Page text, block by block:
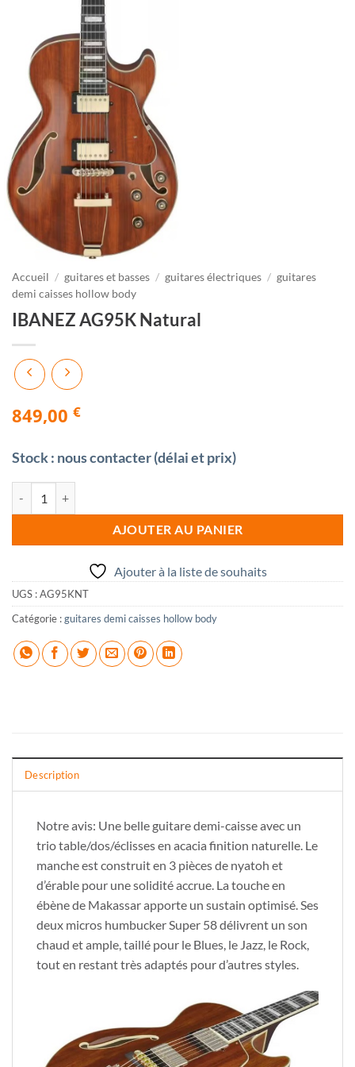
Accueil / guitares et basses / guitares électriques / guitares
demi caisses hollow body
IBANEZ AG95K Natural
849,00 €
Stock : nous contacter (délai et prix)
AJOUTER AU PANIER
Ajouter à la liste de souhaits
UGS :AG95KNT
Catégorie :guitares demi caisses hollow body
Description
Notre avis: Une belle guitare demi-caisse avec un
trio table/dos/éclisses en acacia finition naturelle. Le
manche est construit en 3 pièces de nyatoh et
d’érable pour une solidité accrue. La touche en
ébène de Makassar apporte un sustain optimisé. Ses
deux micros humbucker Super 58 délivrent un son
chaud et ample, taillé pour le Blues, le Jazz, le Rock,
tout en restant très adaptés pour d’autres styles.